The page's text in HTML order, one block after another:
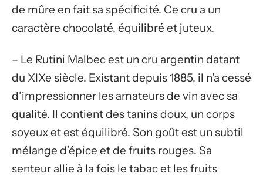
de mûre en fait sa spécificité. Ce cru a un
caractère chocolaté, équilibré et juteux.
– Le Rutini Malbec est un cru argentin datant
du XIXe siècle. Existant depuis 1885, il n’a cessé
d’impressionner les amateurs de vin avec sa
qualité. Il contient des tanins doux, un corps
soyeux et est équilibré. Son goût est un subtil
mélange d’épice et de fruits rouges. Sa
senteur allie à la fois le tabac et les fruits